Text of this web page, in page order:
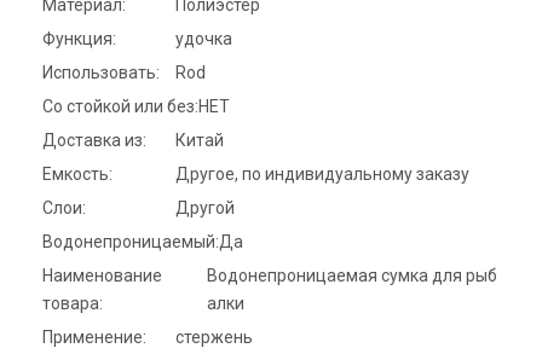
Материал:
Полиэстер
Функция:
удочка
Использовать:
Rod
Со стойкой или без:НЕТ
Доставка из:
Китай
Емкость:
Другое, по индивидуальному заказу
Слои:
Другой
Водонепроницаемый:Да
Наименование
товара:
Водонепроницаемая сумка для рыб
алки
Применение:
стержень